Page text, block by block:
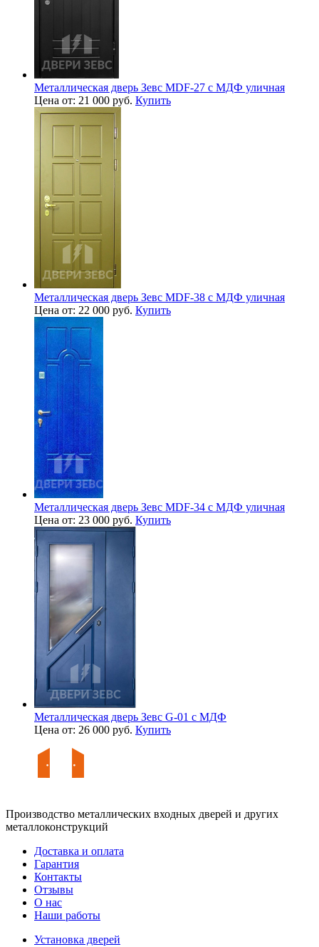
Металлическая дверь Зевс MDF-27 с МДФ уличная
Цена от: 21 000 руб. Купить
Металлическая дверь Зевс MDF-38 с МДФ уличная
Цена от: 22 000 руб. Купить
Металлическая дверь Зевс MDF-34 с МДФ уличная
Цена от: 23 000 руб. Купить
Металлическая дверь Зевс G-01 с МДФ
Цена от: 26 000 руб. Купить
Производство металлических входных дверей и других
металлоконструкций
Доставка и оплата
Гарантия
Контакты
Отзывы
О нас
Наши работы
Установка дверей